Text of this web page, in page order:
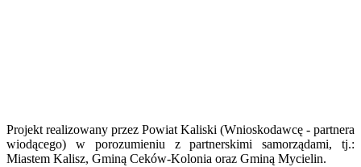
Projekt realizowany przez Powiat Kaliski (Wnioskodawcę - partnera
wiodącego) w porozumieniu z partnerskimi samorządami, tj.:
Miastem Kalisz, Gminą Ceków-Kolonia oraz Gminą Mycielin.